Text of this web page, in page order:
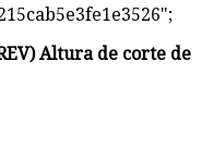
Altura de corte de